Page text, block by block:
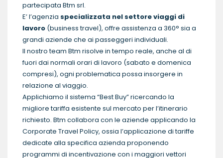
partecipata Btm srl.
E’ l’agenzia specializzata nel settore viaggi di
lavoro (business travel), offre assistenza a 360° sia a
grandi aziende che ai passeggeri individuali.
Il nostro team Btm risolve in tempo reale, anche al di
fuori dai normali orari di lavoro (sabato e domenica
compresi), ogni problematica possa insorgere in
relazione al viaggio.
Applichiamo il sistema “Best Buy” ricercando la
migliore tariffa esistente sul mercato per l’itinerario
richiesto. Btm collabora con le aziende applicando la
Corporate Travel Policy, ossia l’applicazione di tariffe
dedicate alla specifica azienda proponendo
programmi di incentivazione con i maggiori vettori